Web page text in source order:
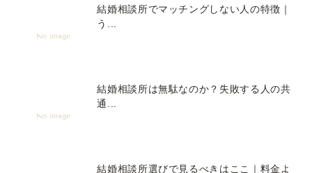
結婚相談所でマッチングしない人の特徴｜
う...
結婚相談所は無駄なのか？失敗する人の共
通...
結婚相談所選びで見るべきはここ｜料金よ